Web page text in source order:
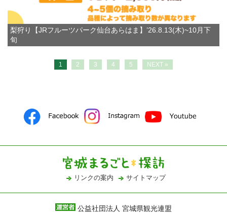
梨狩り【JRフルーツパーク仙台あらはま】’26.8.13(木)~10月下
旬
1 2 3 4 5 NEXT »
リンクの案内 サイトマップ
公益社団法人 宮城県観光連盟